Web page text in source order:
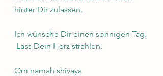
hinter Dir zulassen.
Ich wünsche Dir einen sonnigen Tag.
Lass Dein Herz strahlen.
Om namah shivaya